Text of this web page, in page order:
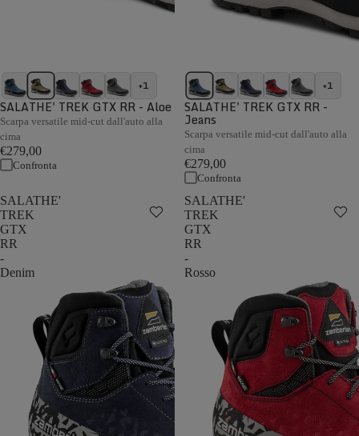
+1
SALATHE' TREK GTX RR - Aloe
Scarpa versatile mid-cut dall'auto alla
cima
€279,00
Confronta
+1
SALATHE' TREK GTX RR -
Jeans
Scarpa versatile mid-cut dall'auto alla
cima
€279,00
Confronta
SALATHE'
TREK
GTX
RR
-
Denim
SALATHE'
TREK
GTX
RR
-
Rosso